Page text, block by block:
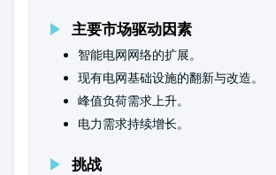
主要市场驱动因素
智能电网网络的扩展。
现有电网基础设施的翻新与改造。
峰值负荷需求上升。
电力需求持续增长。
挑战